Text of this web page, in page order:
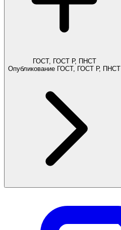
ГОСТ, ГОСТ Р, ПНСТ
Опубликование ГОСТ, ГОСТ Р, ПНСТ